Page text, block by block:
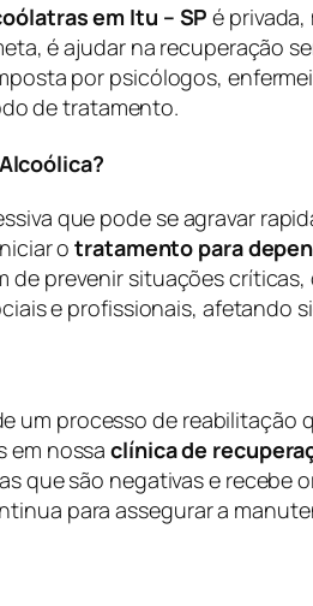
em Itu – SP é
é ajudar na recuperação
por psicólogos,
de tratamento.
que pode se agravar
otratamento para
prevenir situações
e profissionais, afetando
processo de reabilitação
em nossaclínica de
que são negativas e recebe
para assegurar a